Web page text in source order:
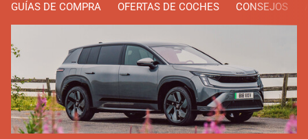
GUÍAS DE COMPRA OFERTAS DE COCHES CONSEJOS